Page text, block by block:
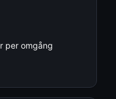
per omgång